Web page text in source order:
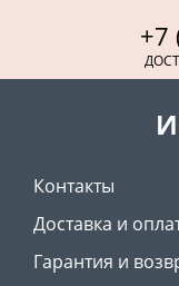
+7
Контакты
Доставка и
Гарантия и